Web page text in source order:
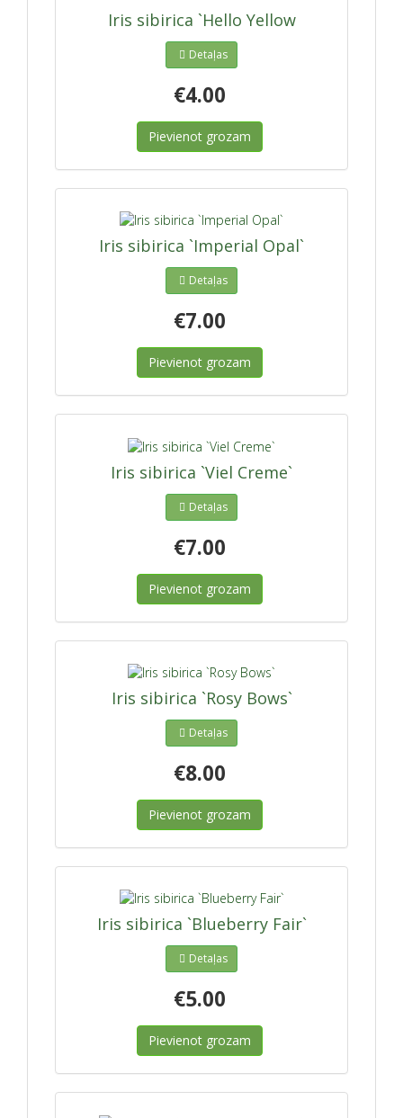
Iris sibirica `Hello Yellow
Detaļas
€4.00
Pievienot grozam
Iris sibirica `Imperial Opal`
Detaļas
€7.00
Pievienot grozam
Iris sibirica `Viel Creme`
Detaļas
€7.00
Pievienot grozam
Iris sibirica `Rosy Bows`
Detaļas
€8.00
Pievienot grozam
Iris sibirica `Blueberry Fair`
Detaļas
€5.00
Pievienot grozam